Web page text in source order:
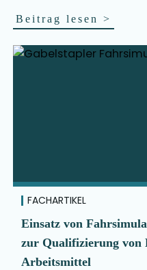
Beitrag lesen>
FACHARTIKEL
Einsatz von
zur Qualifizierung von
Arbeitsmittel